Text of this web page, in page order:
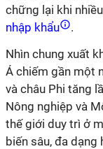
chững lại khi
nhập khẩu
.
Nhìn chung xuất
Á chiếm gần một
và châu Phi tăng
Nông nghiệp và
thế giới duy trì ở
biến sâu, đa